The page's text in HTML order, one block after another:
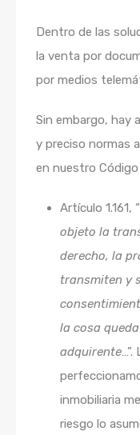
Dentro de las
la venta por
por medios
Sin embargo, hay
y preciso normas
en nuestro Código
Artículo 1.161, “
objeto la
derecho, la
transmiten y
la cosa
adquirente
inmobiliaria
riesgo lo